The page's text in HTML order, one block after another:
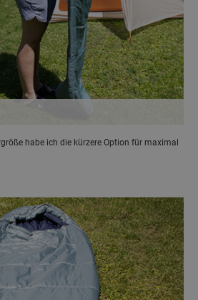
habe ich die kürzere Option für maximal